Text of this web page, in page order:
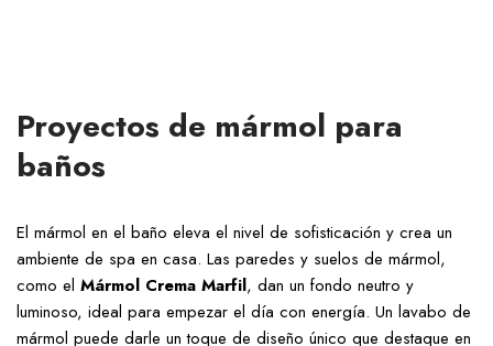
Proyectos de mármol para
baños
El mármol en el baño eleva el nivel de sofisticación y crea un
ambiente de spa en casa. Las paredes y suelos de mármol,
como el Mármol Crema Marfil, dan un fondo neutro y
luminoso, ideal para empezar el día con energía. Un lavabo de
mármol puede darle un toque de diseño único que destaque en